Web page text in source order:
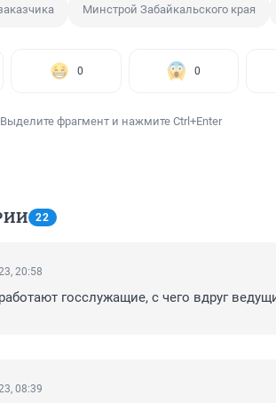
Минстрой Забайкальского края
0 0
фрагмент и нажмите Ctrl+Enter
22
20:58
госслужащие, с чего вдруг
08:39